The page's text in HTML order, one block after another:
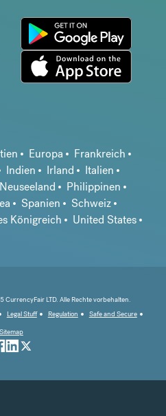
Europa
Frankreich
Indien Irland
Italien
Neuseeland
Philippinen
Spanien
Schweiz
Königreich
United States
LTD. Alle Rechte vorbehalten.
Legal Stuff Regulation
Safe and Secure
Sitemap